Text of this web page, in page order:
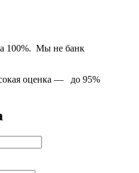
100%. Мы не банк
оценка — до 95%